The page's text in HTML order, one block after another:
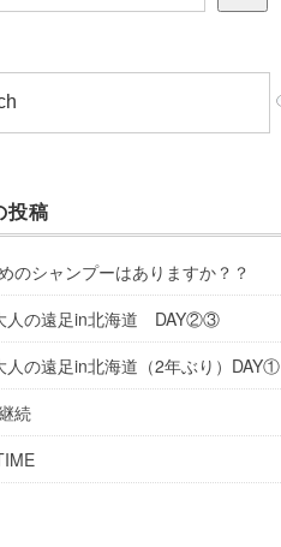
投稿
のシャンプーはありますか？？
人の遠足in北海道 DAY②③
人の遠足in北海道（2年ぶり）DAY①
続